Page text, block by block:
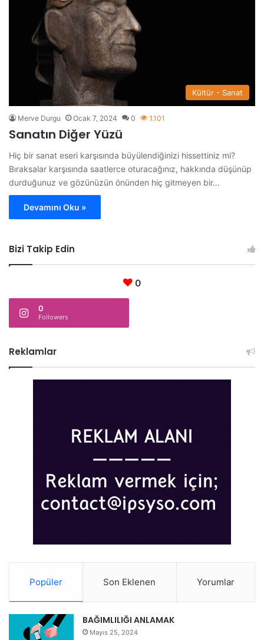
Kültür - Sanat
Merve Durgu Ocak 7, 2024 0 1.101
Sanatın Diğer Yüzü
Hiç bir sanat eseri karşısında büyülendiğinizi hissettiniz mi?
Bıraksalar karşısında saatlerce oturacağınız, hakkında düşünüp
durduğunuz ve gözünüzün önünden hiç gitmeyen bir…
Devamını Oku »
Bizi Takip Edin
0
0
Followers
Reklamlar
Popüler Son Eklenen Yorumlar
BAĞIMLILIĞI ANLAMAK
Mayıs 25, 2024